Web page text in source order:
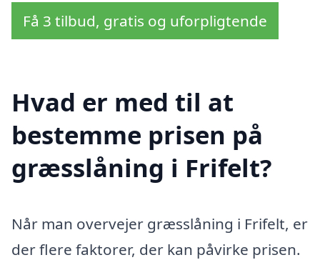
Få 3 tilbud, gratis og uforpligtende
Hvad er med til at
bestemme prisen på
græsslåning i Frifelt?
Når man overvejer græsslåning i Frifelt, er
der flere faktorer, der kan påvirke prisen.